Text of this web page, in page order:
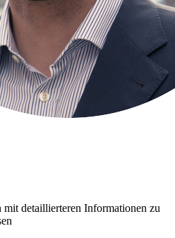
mit detaillierteren Informationen zu